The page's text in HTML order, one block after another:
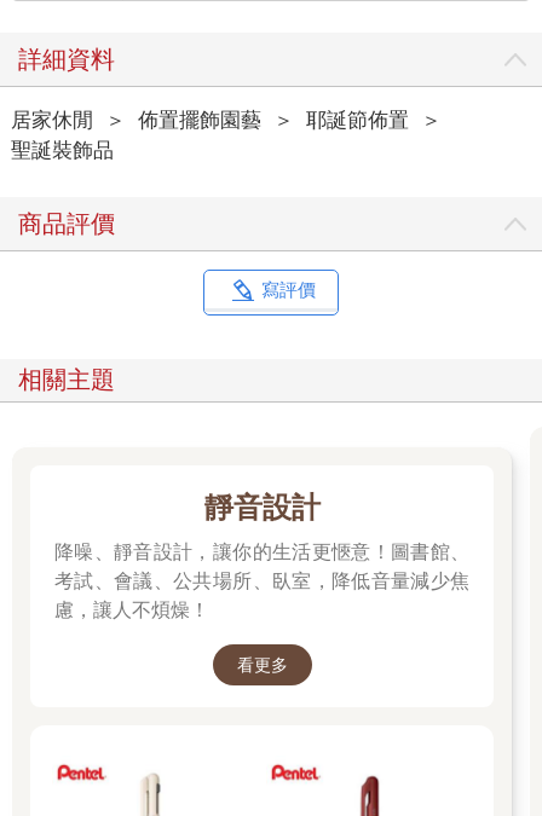
詳細資料
居家休閒 ＞ 佈置擺飾園藝 ＞ 耶誕節佈置
＞
聖誕裝飾品
商品評價
寫評價
相關主題
靜音設計
降噪、靜音設計，讓你的生活更愜意！圖書館、
考試、會議、公共場所、臥室，降低音量減少焦
慮，讓人不煩燥！
看更多